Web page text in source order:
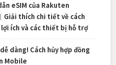
eSIM của Rakuten
Giải thích chi tiết về cách
ích và các thiết bị hỗ trợ
dàng! Cách hủy hợp đồng
Mobile